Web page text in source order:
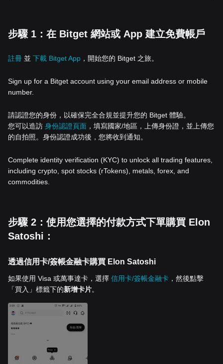
步驟 1：在 Bitget 網站或 App 建立免費帳戶
註冊 並 下載 Bitget App ，開始您的 Bitget 之旅。
Sign up for a Bitget account using your email address or mobile
number.
請認證您的身份，以確保完全合規並提升您的 Bitget 體驗。
您可以造訪 身份認證頁面 ，填寫國家/地區，上傳身份證，並上傳您
的自拍照。身份認證成功後，您將收到通知。
Complete identity verification (KYC) to unlock all trading features,
including crypto, spot stocks (rTokens), metals, forex, and
commodities.
步驟 2：使用您選擇的付款方式下單購買 Elon
Satoshi：
透過信用卡/簽帳金融卡購買 Elon Satoshi
如果使用 Visa 或萬事達卡，選擇 信用卡/簽帳金融卡 ，然後點擊
「買入」標籤下的新增卡片。